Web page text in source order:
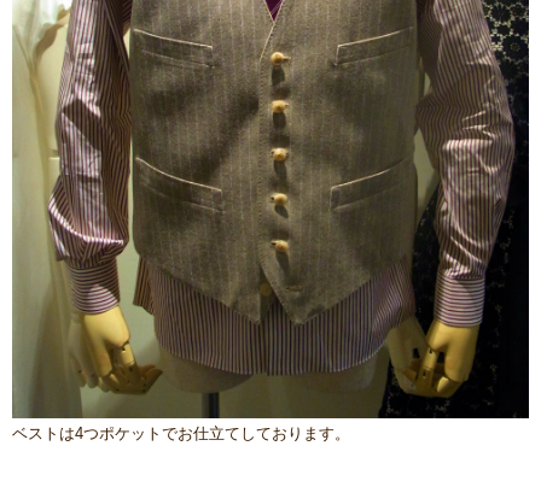
ベストは4つポケットでお仕立てしております。